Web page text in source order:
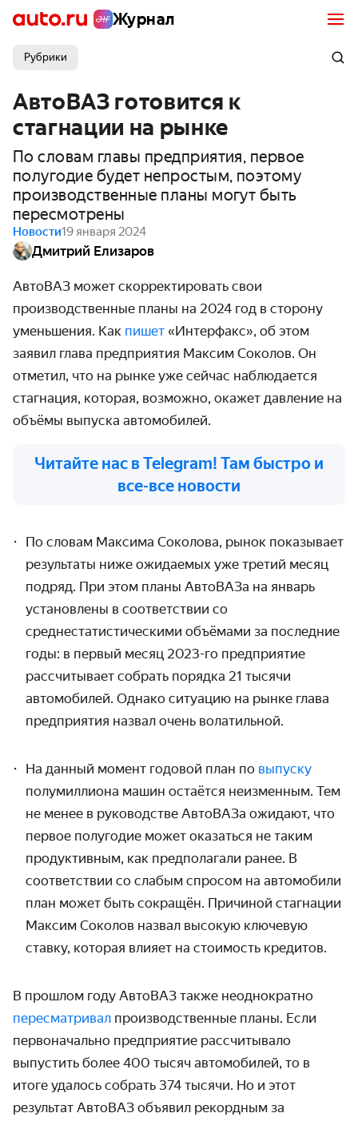
Журнал
Рубрики
АвтоВАЗ готовится к
стагнации на рынке
По словам главы предприятия, первое
полугодие будет непростым, поэтому
производственные планы могут быть
пересмотрены
Новости19 января 2024
Дмитрий Елизаров
АвтоВАЗ может скорректировать свои
производственные планы на 2024 год в сторону
уменьшения. Как пишет «Интерфакс», об этом
заявил глава предприятия Максим Соколов. Он
отметил, что на рынке уже сейчас наблюдается
стагнация, которая, возможно, окажет давление на
объёмы выпуска автомобилей.
Читайте нас в Telegram! Там быстро и
все-все новости
По словам Максима Соколова, рынок показывает
результаты ниже ожидаемых уже третий месяц
подряд. При этом планы АвтоВАЗа на январь
установлены в соответствии со
среднестатистическими объёмами за последние
годы: в первый месяц 2023-го предприятие
рассчитывает собрать порядка 21 тысячи
автомобилей. Однако ситуацию на рынке глава
предприятия назвал очень волатильной.
На данный момент годовой план по выпуску
полумиллиона машин остаётся неизменным. Тем
не менее в руководстве АвтоВАЗа ожидают, что
первое полугодие может оказаться не таким
продуктивным, как предполагали ранее. В
соответствии со слабым спросом на автомобили
план может быть сокращён. Причиной стагнации
Максим Соколов назвал высокую ключевую
ставку, которая влияет на стоимость кредитов.
В прошлом году АвтоВАЗ также неоднократно
пересматривал производственные планы. Если
первоначально предприятие рассчитывало
выпустить более 400 тысяч автомобилей, то в
итоге удалось собрать 374 тысячи. Но и этот
результат АвтоВАЗ объявил рекордным за